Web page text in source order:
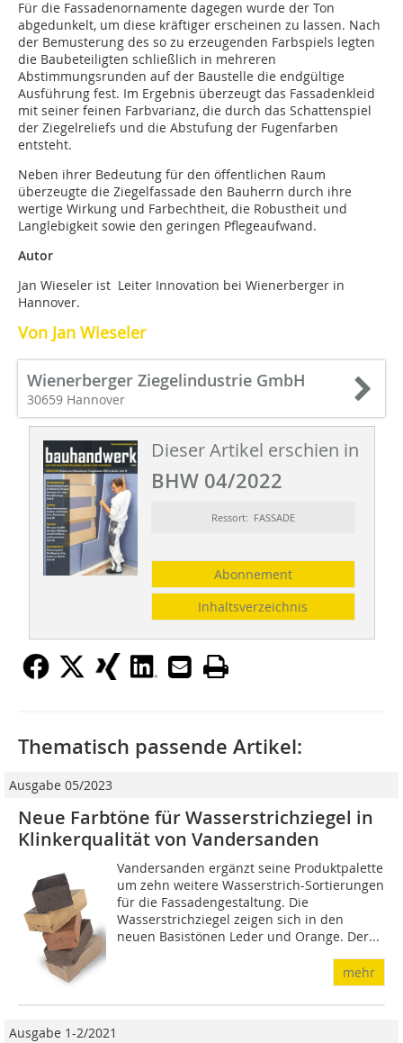
Für die Fassadenornamente dagegen wurde der Ton
abgedunkelt, um diese kräftiger erscheinen zu lassen. Nach
der Bemusterung des so zu erzeugenden Farbspiels legten
die Baubeteiligten schließlich in mehreren
Abstimmungsrunden auf der Baustelle die endgültige
Ausführung fest. Im Ergebnis überzeugt das Fassadenkleid
mit seiner feinen Farbvarianz, die durch das Schattenspiel
der Ziegelreliefs und die Abstufung der Fugenfarben
entsteht.
Neben ihrer Bedeutung für den öffentlichen Raum
überzeugte die Ziegelfassade den Bauherrn durch ihre
wertige Wirkung und Farbechtheit, die Robustheit und
Langlebigkeit sowie den geringen Pflegeaufwand.
Autor
Jan Wieseler ist Leiter Innovation bei Wienerberger in
Hannover.
Von Jan Wieseler
Wienerberger Ziegelindustrie GmbH
30659 Hannover
Dieser Artikel erschien in
BHW 04/2022
Ressort: FASSADE
Abonnement
Inhaltsverzeichnis
Thematisch passende Artikel:
Ausgabe 05/2023
Neue Farbtöne für Wasserstrichziegel in
Klinkerqualität von Vandersanden
Vandersanden ergänzt seine Produktpalette
um zehn weitere Wasserstrich-Sortierungen
für die Fassadengestaltung. Die
Wasserstrichziegel zeigen sich in den
neuen Basistönen Leder und Orange. Der...
mehr
Ausgabe 1-2/2021